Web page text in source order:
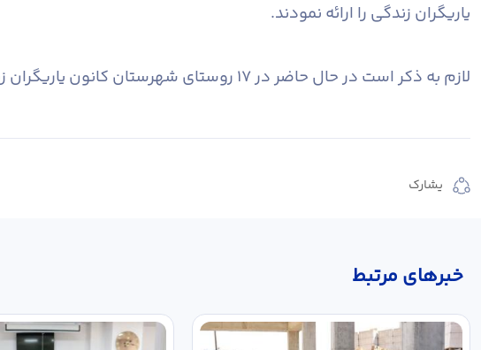
یاریگران زندگی را ارائه نمودند.
لازم به ذکر است در حال حاضر در ۱۷ روستای شهرستان کانون یاریگران زندگی تشکیل و در حال فعالیت می باشند.
يشارك
خبر‌های مرتبط